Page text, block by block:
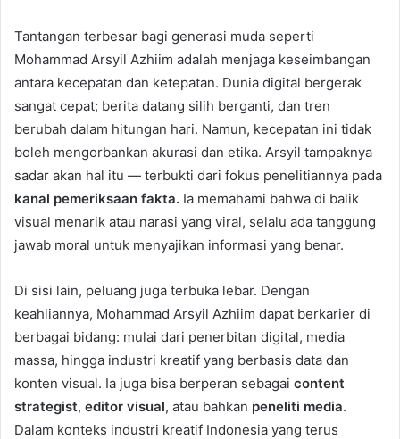
Tantangan terbesar bagi generasi muda seperti
Mohammad Arsyil Azhiim adalah menjaga keseimbangan
antara kecepatan dan ketepatan. Dunia digital bergerak
sangat cepat; berita datang silih berganti, dan tren
berubah dalam hitungan hari. Namun, kecepatan ini tidak
boleh mengorbankan akurasi dan etika. Arsyil tampaknya
sadar akan hal itu — terbukti dari fokus penelitiannya pada
kanal pemeriksaan fakta. Ia memahami bahwa di balik
visual menarik atau narasi yang viral, selalu ada tanggung
jawab moral untuk menyajikan informasi yang benar.
Di sisi lain, peluang juga terbuka lebar. Dengan
keahliannya, Mohammad Arsyil Azhiim dapat berkarier di
berbagai bidang: mulai dari penerbitan digital, media
massa, hingga industri kreatif yang berbasis data dan
konten visual. Ia juga bisa berperan sebagai content
strategist, editor visual, atau bahkan peneliti media.
Dalam konteks industri kreatif Indonesia yang terus